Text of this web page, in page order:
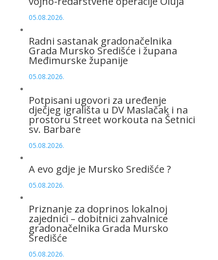
05.08.2026.
Radni sastanak gradonačelnika
Grada Mursko Središće i župana
Međimurske županije
05.08.2026.
Potpisani ugovori za uređenje
dječjeg igrališta u DV Maslačak i na
prostoru Street workouta na Šetnici
sv. Barbare
05.08.2026.
A evo gdje je Mursko Središće ?
05.08.2026.
Priznanje za doprinos lokalnoj
zajednici – dobitnici zahvalnice
gradonačelnika Grada Mursko
Središće
05.08.2026.